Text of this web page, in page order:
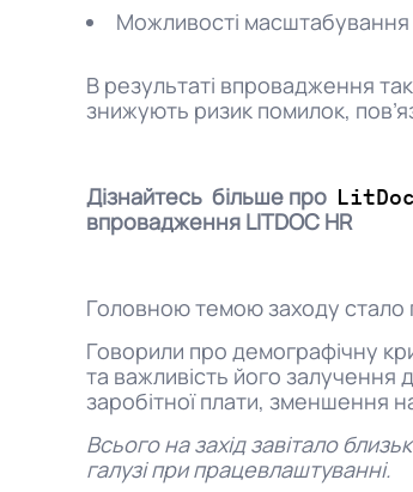
Можливості
В результаті впровадження
знижують ризик помилок,
Дізнайтесь більше про
впровадження LITDOC HR
Головною темою заходу стало
Говорили про демографічну
та важливість його залучення
заробітної плати, зменшення
Всього на захід завітало
галузі при працевлаштуванні.